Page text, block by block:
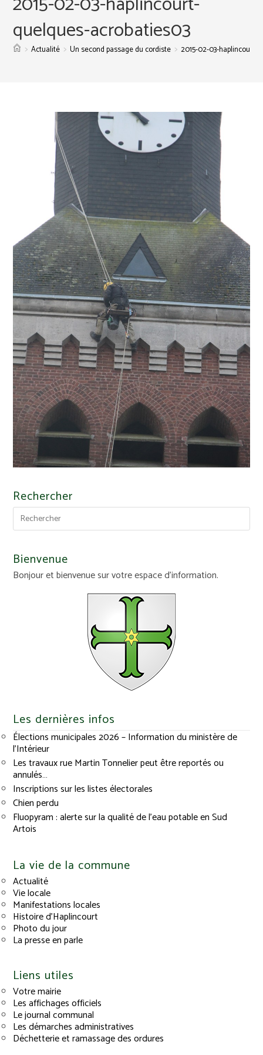
quelques-acrobaties03
> Actualité > Un second passage du cordiste > 2015-02-03-haplincourt-
Rechercher
Bienvenue
Bonjour et bienvenue sur votre espace d'information.
Les dernières infos
Élections municipales 2026 – Information du ministère de
l’Intérieur
Les travaux rue Martin Tonnelier peut être reportés ou
annulés…
Inscriptions sur les listes électorales
Chien perdu
Fluopyram : alerte sur la qualité de l’eau potable en Sud
Artois
La vie de la commune
Actualité
Vie locale
Manifestations locales
Histoire d’Haplincourt
Photo du jour
La presse en parle
Liens utiles
Votre mairie
Les affichages officiels
Le journal communal
Les démarches administratives
Déchetterie et ramassage des ordures